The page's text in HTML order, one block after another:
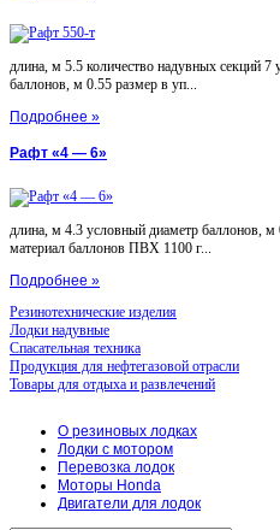
длина, м 5.5 количество надувных секций 7
баллонов, м 0.55 размер в уп...
Подробнее »
Рафт «4 — 6»
длина, м 4.3 условный диаметр баллонов, м
материал баллонов ПВХ 1100 г...
Подробнее »
Резинотехнические изделия
Лодки надувные
Спасательная техника
Продукция для нефтегазовой отрасли
Товары для отдыха и развлечений
О резиновых лодках
Лодки с мотором
Перевозка лодок
Моторы Honda
Двигатели для лодок